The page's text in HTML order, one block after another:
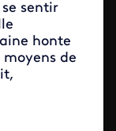
sentir
honte
de